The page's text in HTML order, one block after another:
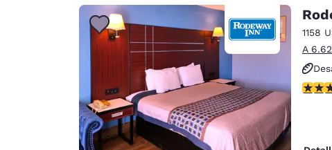
Europa
Deutschland
Spain
English
1158
A